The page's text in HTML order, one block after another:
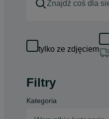
tylko ze zdjęciem
Filtry
Kategoria